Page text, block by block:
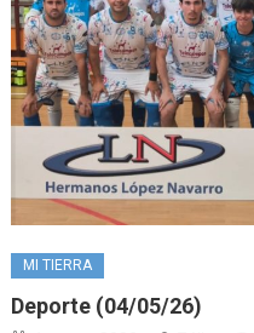
MI TIERRA
Deporte (04/05/26)